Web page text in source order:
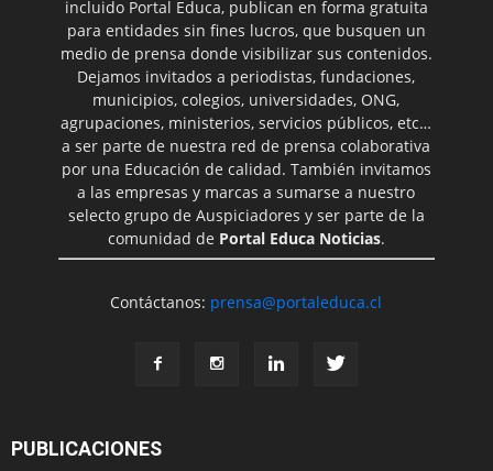
incluido Portal Educa, publican en forma gratuita
para entidades sin fines lucros, que busquen un
medio de prensa donde visibilizar sus contenidos.
Dejamos invitados a periodistas, fundaciones,
municipios, colegios, universidades, ONG,
agrupaciones, ministerios, servicios públicos, etc…
a ser parte de nuestra red de prensa colaborativa
por una Educación de calidad. También invitamos
a las empresas y marcas a sumarse a nuestro
selecto grupo de Auspiciadores y ser parte de la
comunidad de Portal Educa Noticias.
Contáctanos: prensa@portaleduca.cl
PUBLICACIONES